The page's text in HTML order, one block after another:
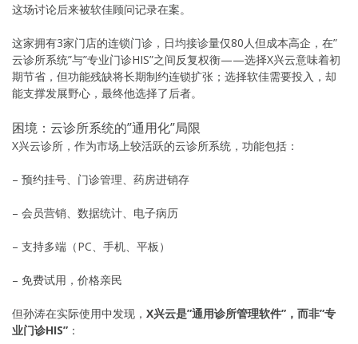
这场讨论后来被软佳顾问记录在案。
这家拥有3家门店的连锁门诊，日均接诊量仅80人但成本高企，在”
云诊所系统”与”专业门诊HIS”之间反复权衡——选择X兴云意味着初
期节省，但功能残缺将长期制约连锁扩张；选择软佳需要投入，却
能支撑发展野心，最终他选择了后者。
困境：云诊所系统的”通用化”局限
X兴云诊所，作为市场上较活跃的云诊所系统，功能包括：
– 预约挂号、门诊管理、药房进销存
– 会员营销、数据统计、电子病历
– 支持多端（PC、手机、平板）
– 免费试用，价格亲民
但孙涛在实际使用中发现， X兴云是”通用诊所管理软件”，而非”专
业门诊HIS” ：